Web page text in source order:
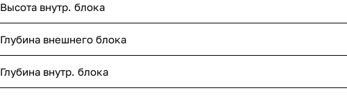
Высота внутр. блока
Глубина внешнего блока
Глубина внутр. блока